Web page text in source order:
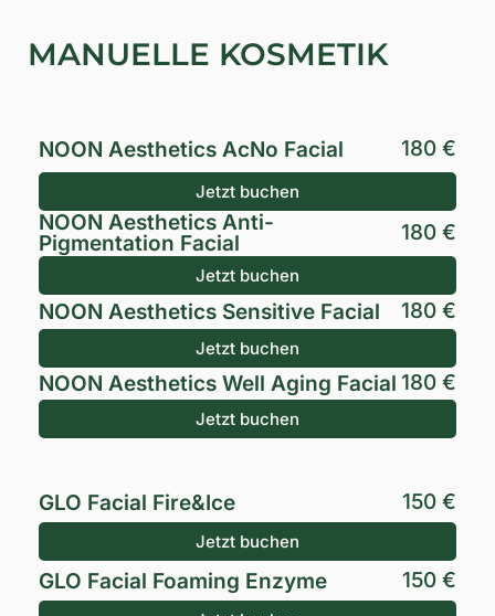
MANUELLE KOSMETIK
NOON Aesthetics AcNo Facial 180 €
Jetzt buchen
NOON Aesthetics Anti-
Pigmentation Facial
180 €
Jetzt buchen
NOON Aesthetics Sensitive Facial 180 €
Jetzt buchen
NOON Aesthetics Well Aging Facial 180 €
Jetzt buchen
GLO Facial Fire&Ice 150 €
Jetzt buchen
GLO Facial Foaming Enzyme 150 €